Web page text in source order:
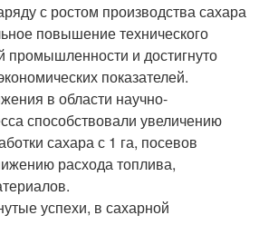
с ростом производства сахара
повышение технического
промышленности и достигнуто
показателей.
в области научно-
способствовали увеличению
сахара с 1 га, посевов
расхода топлива,
успехи, в сахарной